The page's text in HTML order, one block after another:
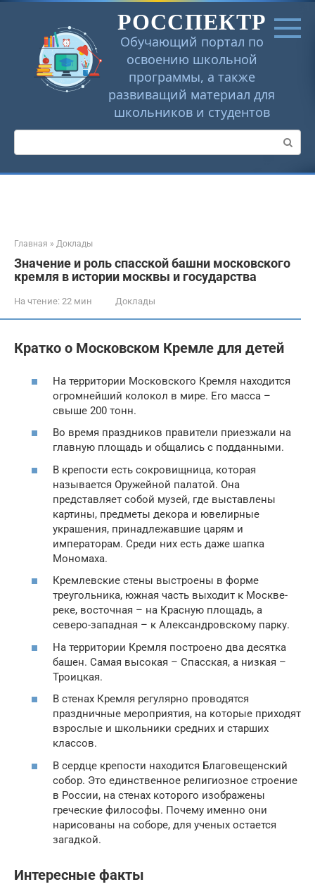
Перейти
РОССПЕКТР
Обучающий портал по
освоению школьной
программы, а также
развиващий материал для
школьников и студентов
Поиск:
Главная » Доклады
Значение и роль спасской башни московского
кремля в истории москвы и государства
На чтение: 22 мин Доклады
Кратко о Московском Кремле для детей
На территории Московского Кремля находится
огромнейший колокол в мире. Его масса –
свыше 200 тонн.
Во время праздников правители приезжали на
главную площадь и общались с подданными.
В крепости есть сокровищница, которая
называется Оружейной палатой. Она
представляет собой музей, где выставлены
картины, предметы декора и ювелирные
украшения, принадлежавшие царям и
императорам. Среди них есть даже шапка
Мономаха.
Кремлевские стены выстроены в форме
треугольника, южная часть выходит к Москве-
реке, восточная – на Красную площадь, а
северо-западная – к Александровскому парку.
На территории Кремля построено два десятка
башен. Самая высокая – Спасская, а низкая –
Троицкая.
В стенах Кремля регулярно проводятся
праздничные мероприятия, на которые приходят
взрослые и школьники средних и старших
классов.
В сердце крепости находится Благовещенский
собор. Это единственное религиозное строение
в России, на стенах которого изображены
греческие философы. Почему именно они
нарисованы на соборе, для ученых остается
загадкой.
Интересные факты